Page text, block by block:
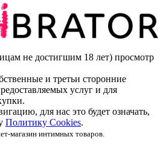
не достигшим 18 лет) просмотр
и третьи сторонние
услуг и для
для нас это будет означать,
Политику Cookies.
магазин интимных товаров.